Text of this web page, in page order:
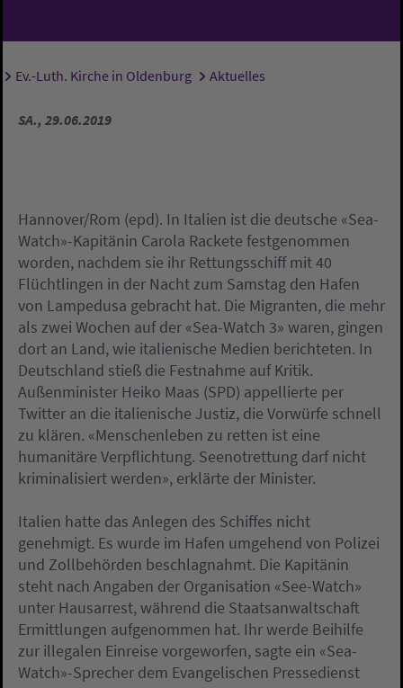
Sie sind hier:
Ev.-Luth. Kirche in Oldenburg Aktuelles
SA., 29.06.2019
Hannover/Rom (epd). In Italien ist die deutsche «Sea-
Watch»-Kapitänin Carola Rackete festgenommen
worden, nachdem sie ihr Rettungsschiff mit 40
Flüchtlingen in der Nacht zum Samstag den Hafen
von Lampedusa gebracht hat. Die Migranten, die mehr
als zwei Wochen auf der «Sea-Watch 3» waren, gingen
dort an Land, wie italienische Medien berichteten. In
Deutschland stieß die Festnahme auf Kritik.
Außenminister Heiko Maas (SPD) appellierte per
Twitter an die italienische Justiz, die Vorwürfe schnell
zu klären. «Menschenleben zu retten ist eine
humanitäre Verpflichtung. Seenotrettung darf nicht
kriminalisiert werden», erklärte der Minister.
Italien hatte das Anlegen des Schiffes nicht
genehmigt. Es wurde im Hafen umgehend von Polizei
und Zollbehörden beschlagnahmt. Die Kapitänin
steht nach Angaben der Organisation «See-Watch»
unter Hausarrest, während die Staatsanwaltschaft
Ermittlungen aufgenommen hat. Ihr werde Beihilfe
zur illegalen Einreise vorgeworfen, sagte ein «Sea-
Watch»-Sprecher dem Evangelischen Pressedienst